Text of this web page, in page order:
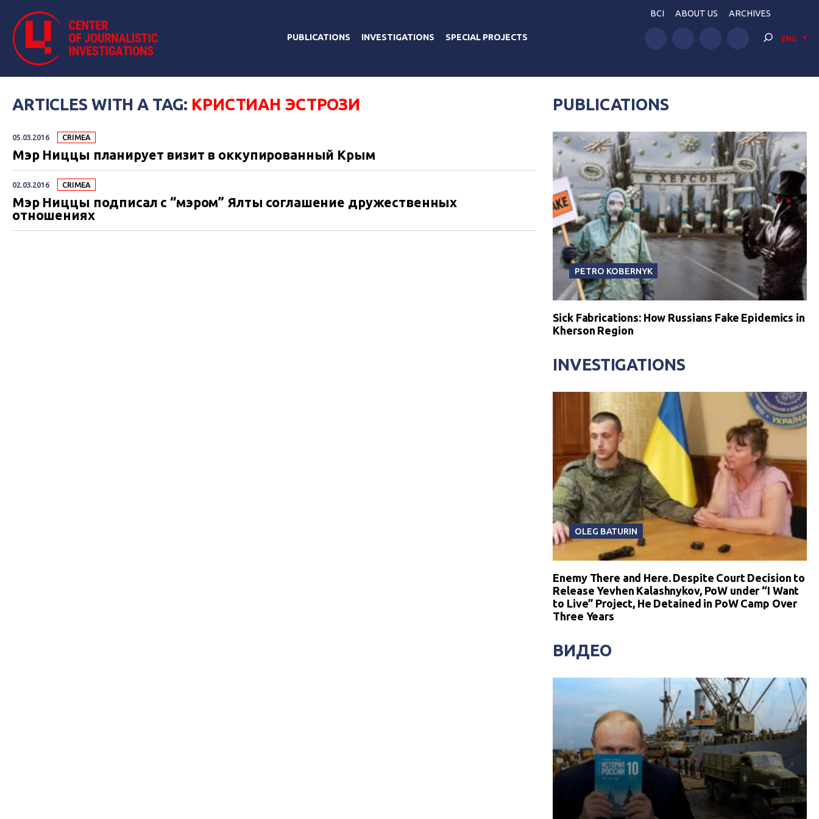
PUBLICATIONS INVESTIGATIONS SPECIAL PROJECTS
BCI ABOUT US ARCHIVES
ENG
ARTICLES WITH A TAG: КРИСТИАН ЭСТРОЗИ
05.03.2016 CRIMEA
Мэр Ниццы планирует визит в оккупированный Крым
02.03.2016 CRIMEA
Мэр Ниццы подписал с “мэром” Ялты соглашение дружественных
отношениях
PUBLICATIONS
PETRO KOBERNYK
Sick Fabrications: How Russians Fake Epidemics in
Kherson Region
INVESTIGATIONS
OLEG BATURIN
Enemy There and Here. Despite Court Decision to
Release Yevhen Kalashnykov, PoW under “I Want
to Live” Project, He Detained in PoW Camp Over
Three Years
ВИДЕО